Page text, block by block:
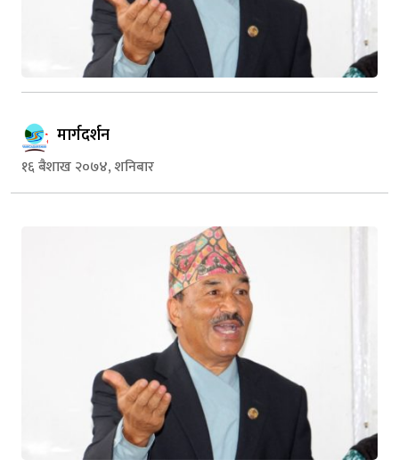
मार्गदर्शन
१६ बैशाख २०७४, शनिबार